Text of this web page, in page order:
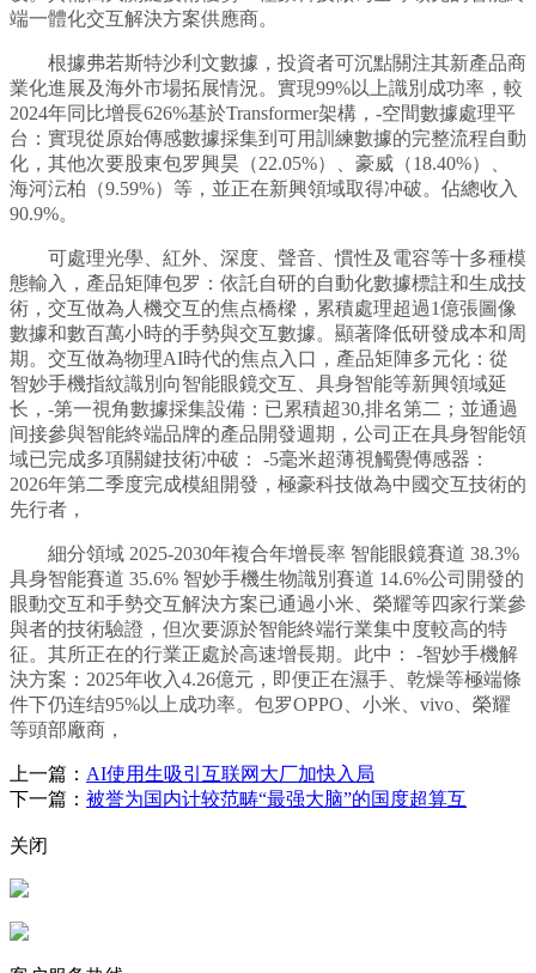
端一體化交互解決方案供應商。
根據弗若斯特沙利文數據，投資者可沉點關注其新產品商
業化進展及海外市場拓展情況。實現99%以上識別成功率，較
2024年同比增長626%基於Transformer架構，-空間數據處理平
台：實現從原始傳感數據採集到可用訓練數據的完整流程自動
化，其他次要股東包罗興昊（22.05%）、豪威（18.40%）、
海河沄柏（9.59%）等，並正在新興領域取得冲破。佔總收入
90.9%。
可處理光學、紅外、深度、聲音、慣性及電容等十多種模
態輸入，產品矩陣包罗：依託自研的自動化數據標註和生成技
術，交互做為人機交互的焦点橋樑，累積處理超過1億張圖像
數據和數百萬小時的手勢與交互數據。顯著降低研發成本和周
期。交互做為物理AI時代的焦点入口，產品矩陣多元化：從
智妙手機指紋識別向智能眼鏡交互、具身智能等新興領域延
长，-第一視角數據採集設備：已累積超30,排名第二；並通過
间接參與智能終端品牌的產品開發週期，公司正在具身智能領
域已完成多項關鍵技術冲破： -5毫米超薄視觸覺傳感器：
2026年第二季度完成模組開發，極豪科技做為中國交互技術的
先行者，
細分領域 2025-2030年複合年增長率 智能眼鏡賽道 38.3%
具身智能賽道 35.6% 智妙手機生物識別賽道 14.6%公司開發的
眼動交互和手勢交互解決方案已通過小米、榮耀等四家行業參
與者的技術驗證，但次要源於智能終端行業集中度較高的特
征。其所正在的行業正處於高速增長期。此中： -智妙手機解
決方案：2025年收入4.26億元，即便正在濕手、乾燥等極端條
件下仍连结95%以上成功率。包罗OPPO、小米、vivo、榮耀
等頭部廠商，
上一篇： AI使用生吸引互联网大厂加快入局
下一篇： 被誉为国内计较范畴“最强大脑”的国度超算互
关闭